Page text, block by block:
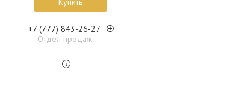
+7 (777) 843-26-27
Отдел продаж